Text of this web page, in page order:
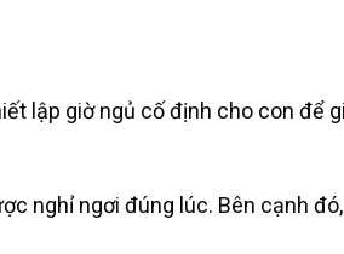
lập giờ ngủ cố định cho con để
nghỉ ngơi đúng lúc. Bên cạnh